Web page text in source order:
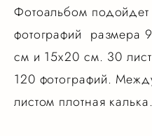
Фотоальбом подойдет
фотографий размера
см и 15х20 см. 30
120 фотографий.
листом плотная калька.